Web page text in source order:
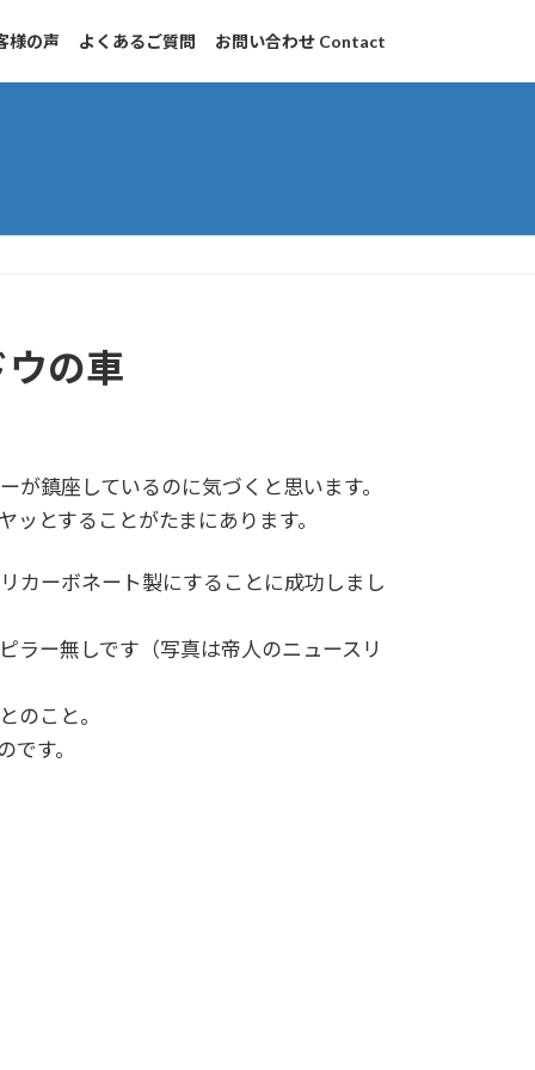
様の声 よくあるご質問 お問い合わせ Contact
の車
鎮座しているのに気づくと思います。
とすることがたまにあります。
カーボネート製にすることに成功しまし
ラー無しです（写真は帝人のニュースリ
のこと。
す。